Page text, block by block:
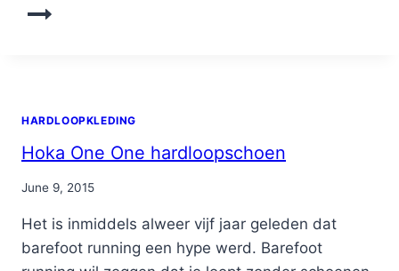
HARDLOOPKLEDING
Hoka One One hardloopschoen
By
June 9, 2015
Het is inmiddels alweer vijf jaar geleden dat
barefoot running een hype werd. Barefoot